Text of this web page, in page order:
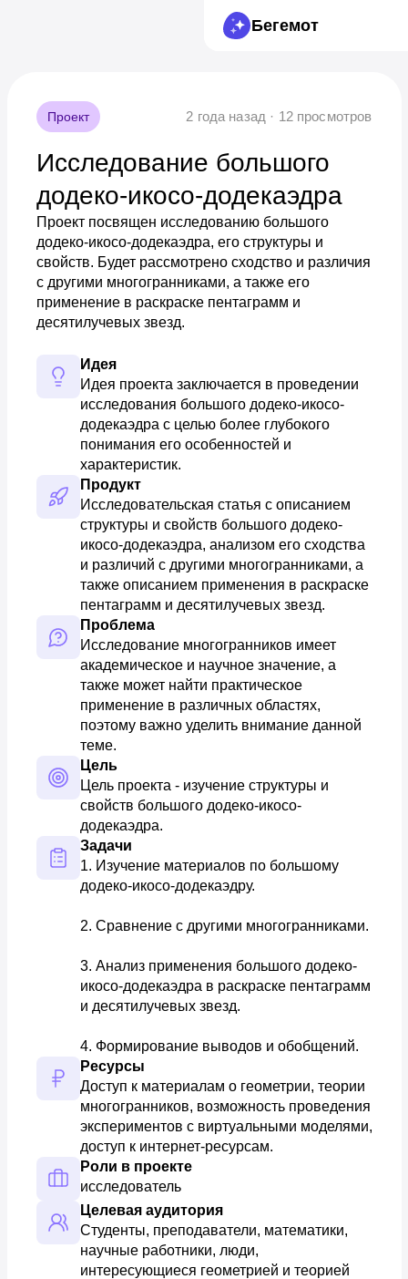
Бегемот
Проект 2 года назад · 12 просмотров
Исследование большого
додеко-икосо-додекаэдра
Проект посвящен исследованию большого
додеко-икосо-додекаэдра, его структуры и
свойств. Будет рассмотрено сходство и различия
с другими многогранниками, а также его
применение в раскраске пентаграмм и
десятилучевых звезд.
Идея
Идея проекта заключается в проведении
исследования большого додеко-икосо-
додекаэдра с целью более глубокого
понимания его особенностей и
характеристик.
Продукт
Исследовательская статья с описанием
структуры и свойств большого додеко-
икосо-додекаэдра, анализом его сходства
и различий с другими многогранниками, а
также описанием применения в раскраске
пентаграмм и десятилучевых звезд.
Проблема
Исследование многогранников имеет
академическое и научное значение, а
также может найти практическое
применение в различных областях,
поэтому важно уделить внимание данной
теме.
Цель
Цель проекта - изучение структуры и
свойств большого додеко-икосо-
додекаэдра.
Задачи
1. Изучение материалов по большому
додеко-икосо-додекаэдру.
2. Сравнение с другими многогранниками.
3. Анализ применения большого додеко-
икосо-додекаэдра в раскраске пентаграмм
и десятилучевых звезд.
4. Формирование выводов и обобщений.
Ресурсы
Доступ к материалам о геометрии, теории
многогранников, возможность проведения
экспериментов с виртуальными моделями,
доступ к интернет-ресурсам.
Роли в проекте
исследователь
Целевая аудитория
Студенты, преподаватели, математики,
научные работники, люди,
интересующиеся геометрией и теорией